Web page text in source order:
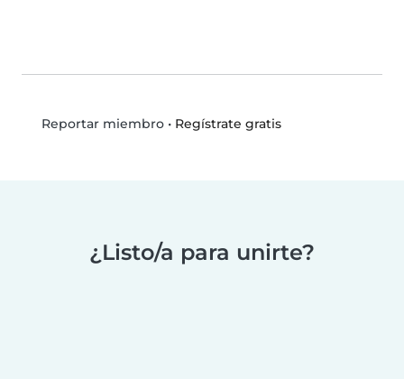
Reportar miembro• Regístrate gratis
¿Listo/a para unirte?